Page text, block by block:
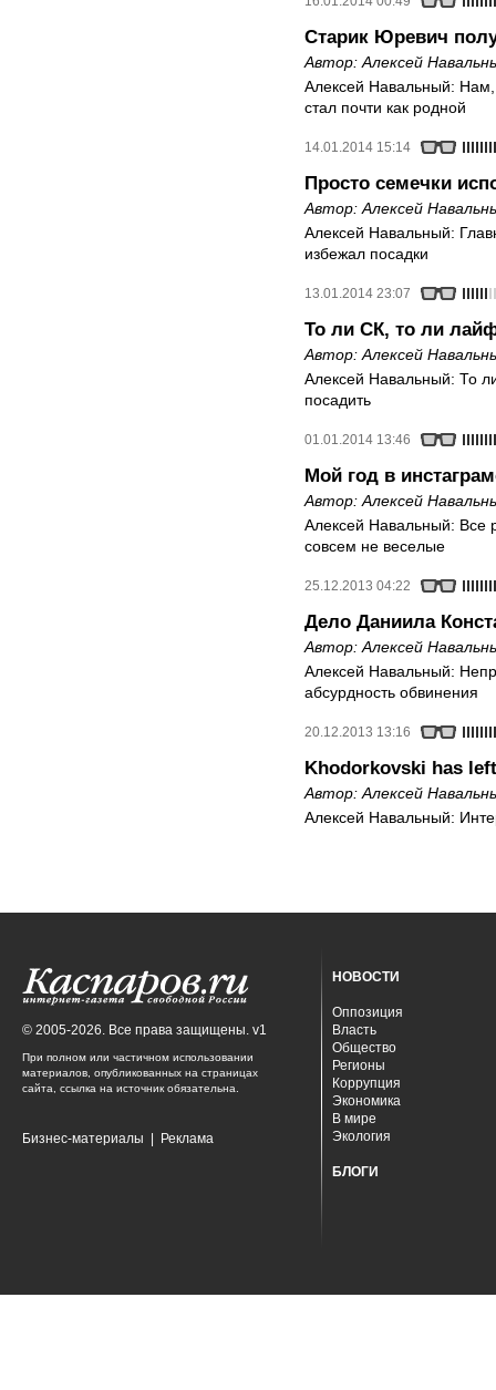
Старик Юревич
Автор: Алексей
Алексей Навальный:
стал почти как родной
14.01.2014 15:14
Просто семечки
Автор: Алексей
Алексей Навальный:
избежал посадки
13.01.2014 23:07
То ли СК, то ли
Автор: Алексей
Алексей Навальный: То
посадить
01.01.2014 13:46
Мой год в
Автор: Алексей
Алексей Навальный: Все
совсем не веселые
25.12.2013 04:22
Дело Даниила
Автор: Алексей
Алексей Навальный:
абсурдность обвинения
20.12.2013 13:16
Khodorkovski has
Автор: Алексей
Алексей Навальный:
© 2005-2026. Все права защищены. v1
При полном или частичном использовании
материалов, опубликованных на страницах
сайта, ссылка на источник обязательна.
Бизнес-материалы Реклама
НОВОСТИ
Оппозиция
Власть
Общество
Регионы
Коррупция
Экономика
В мире
Экология
БЛОГИ